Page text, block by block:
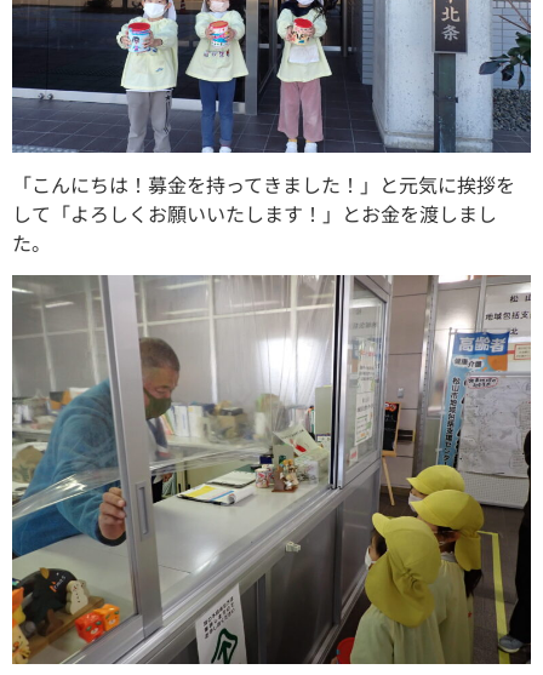
「こんにちは！募金を持ってきました！」と元気に挨拶を
して「よろしくお願いいたします！」とお金を渡しまし
た。